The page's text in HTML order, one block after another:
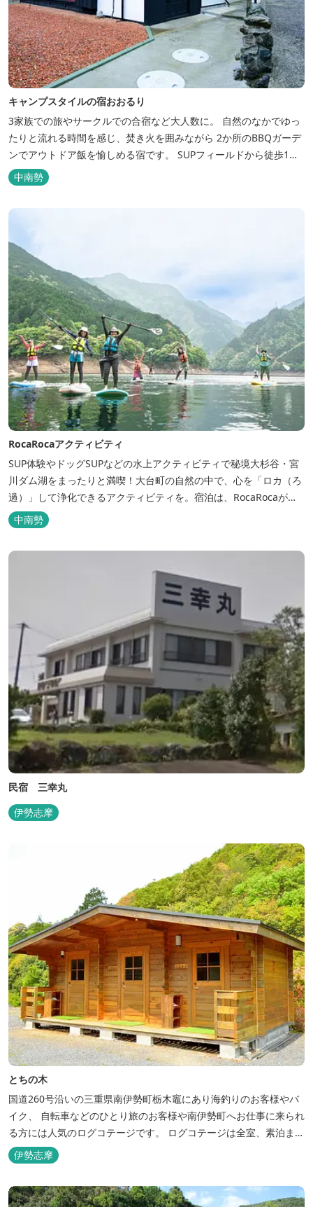
キャンプスタイルの宿おおるり
3家族での旅やサークルでの合宿など大人数に。 自然のなかでゆっ
たりと流れる時間を感じ、焚き火を囲みながら 2か所のBBQガーデ
ンでアウトドア飯を愉しめる宿です。 SUPフィールドから徒歩1
分。絶景に囲まれた水上アクティビティも満喫したい方へ。
中南勢
RocaRocaアクティビティ
SUP体験やドッグSUPなどの水上アクティビティで秘境大杉谷・宮
川ダム湖をまったりと満喫！大台町の自然の中で、心を「ロカ（ろ
過）」して浄化できるアクティビティを。宿泊は、RocaRocaが運
営する「キャンプスタイルの宿やまがら」へ！
中南勢
民宿 三幸丸
伊勢志摩
とちの木
国道260号沿いの三重県南伊勢町栃木竈にあり海釣りのお客様やバ
イク、 自転車などのひとり旅のお客様や南伊勢町へお仕事に来られ
る方には人気のログコテージです。 ログコテージは全室、素泊まり
となっており、おひとり様限定のお部屋、お二人様限定のお部屋、
3名様から5名様限定のお部屋とあります。 お風呂やトイレは別棟
に完備。 国道260号向いには喫茶食事とちの木では、お食事もでき
人気のトンテ...
伊勢志摩